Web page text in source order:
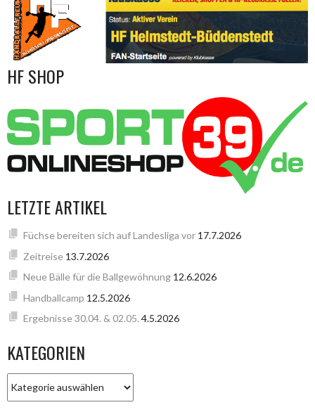
HF SHOP
LETZTE ARTIKEL
Füchse bereiten sich auf Landesliga vor 17.7.2026
Zeitreise 13.7.2026
Neue Bälle für die Ballgewöhnung 12.6.2026
Handballcamp 12.5.2026
Ergebnisse 30.04. & 02.05. 4.5.2026
KATEGORIEN